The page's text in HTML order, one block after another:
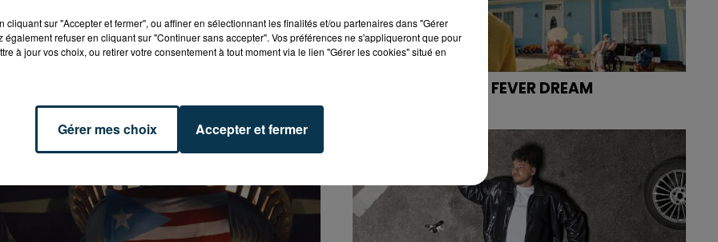
5. ALEX WARREN - FEVER DREAM
cliquant sur "Accepter et fermer", ou affiner en sélectionnant les finalités et/ou partenaires dans "Gérer
également refuser en cliquant sur "Continuer sans accepter". Vos préférences ne s'appliqueront que pour
à jour vos choix, ou retirer votre consentement à tout moment via le lien "Gérer les cookies" situé en
Gérer mes choix Accepter et fermer